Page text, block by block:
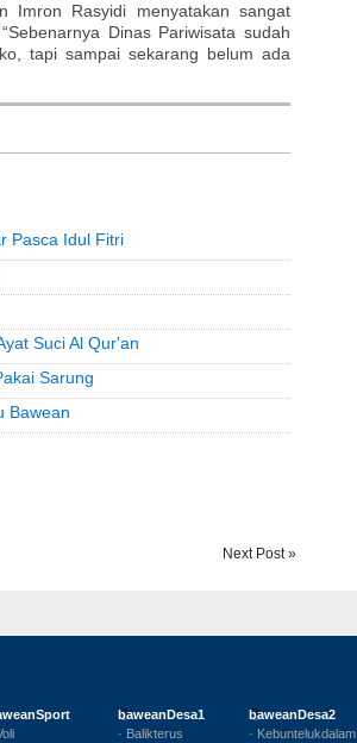
Imron Rasyidi menyatakan sangat
Dinas Pariwisata sudah
tapi sampai sekarang belum ada
Pasca Idul Fitri
Suci Al Qur'an
Sarung
Bawean
Next Post »
baweanDesa1
· Balikterus
baweanDesa2
· Kebuntelukdalam